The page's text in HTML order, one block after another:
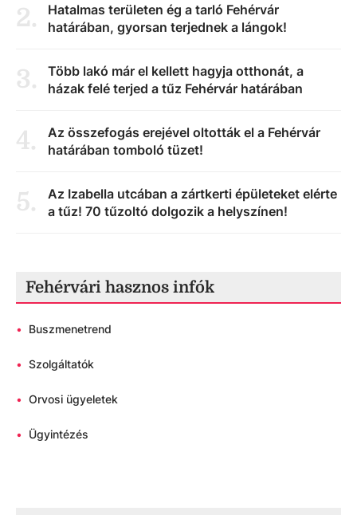
2.
Hatalmas területen ég a tarló Fehérvár
határában, gyorsan terjednek a lángok!
3.
Több lakó már el kellett hagyja otthonát, a
házak felé terjed a tűz Fehérvár határában
4.
Az összefogás erejével oltották el a Fehérvár
határában tomboló tüzet!
5.
Az Izabella utcában a zártkerti épületeket elérte
a tűz! 70 tűzoltó dolgozik a helyszínen!
Fehérvári hasznos infók
• Buszmenetrend
• Szolgáltatók
• Orvosi ügyeletek
• Ügyintézés